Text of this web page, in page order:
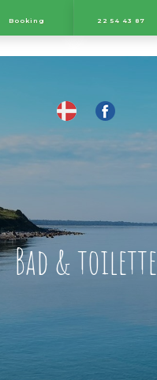
​Booking 22 54 43 87
Bad & toilette